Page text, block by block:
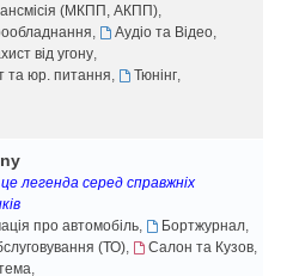
(МКПП, АКПП),
, Аудіо та Відео,
від угону,
та юр. питання, Тюнінг,
легенда серед справжніх
про автомобіль, Бортжурнал,
(ТО), Салон та Кузов,
,